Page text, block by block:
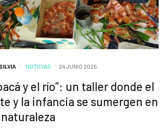
SILVIA NOTICIAS 24 JUNIO 2025
y el río”: un taller donde el
y la infancia se sumergen en